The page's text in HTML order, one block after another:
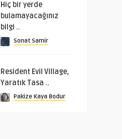
Hiç bir yerde
bulamayacağınız
bilgi ..
Sonat Samir
Resident Evil Village,
Yaratık Tasa ..
Pakize Kaya Bodur